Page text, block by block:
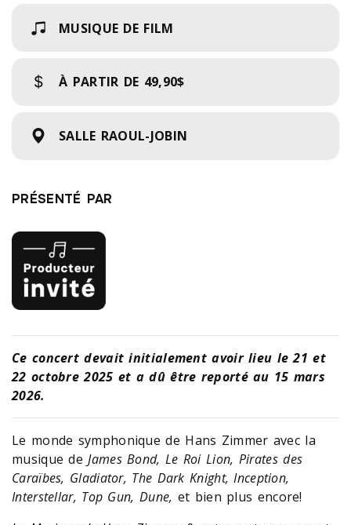
MUSIQUE DE FILM
À PARTIR DE 49,90$
SALLE RAOUL-JOBIN
PRÉSENTÉ PAR
Ce concert devait initialement avoir lieu le 21 et
22 octobre 2025 et a dû être reporté au 15 mars
2026.
Le monde symphonique de Hans Zimmer avec la
musique deJames Bond, Le Roi Lion, Pirates des
Caraïbes, Gladiator, The Dark Knight, Inception,
Interstellar, Top Gun, Dune, et bien plus encore!